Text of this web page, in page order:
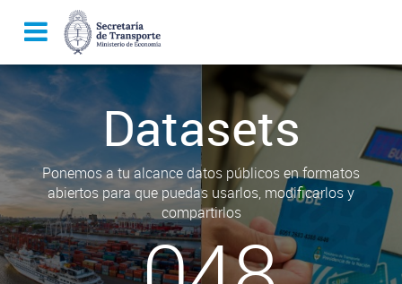
Datasets
Ponemos a tu alcance datos públicos en formatos
abiertos para que puedas usarlos, modificarlos y
compartirlos